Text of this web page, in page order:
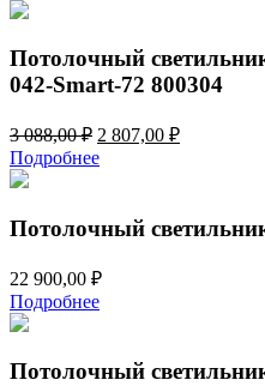
Потолочный
042-Smart-72 800304
3 088,00₽ Первоначальная
цена
составляла
088,00 ₽.
2 807,00 ₽Текущая
Подробнее
Потолочный
22 900,00 ₽
Подробнее
Потолочный